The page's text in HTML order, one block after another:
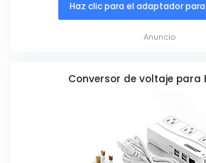
Haz clic para el adaptador
Anuncio
Conversor de voltaje para